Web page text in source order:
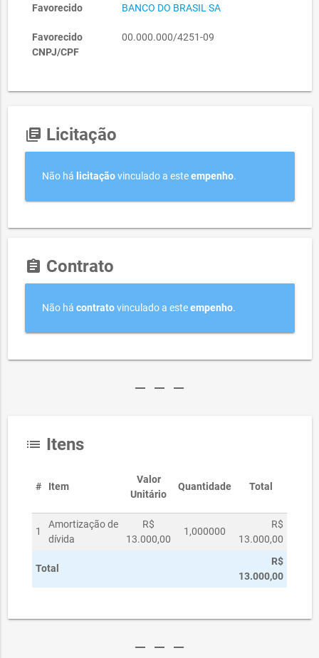
Favorecido BANCO DO BRASIL SA
Favorecido
CNPJ/CPF
00.000.000/4251-09
library_books Licitação
Não há licitaçãovinculado a esteempenho.
assignment Contrato
Não há contratovinculado a esteempenho.
remove remove remove
list Itens
# Item
Valor
Unitário
Quantidade Total
1
Amortização de
dívida
R$
13.000,00
1,000000
R$
13.000,00
Total
R$
13.000,00
remove remove remove